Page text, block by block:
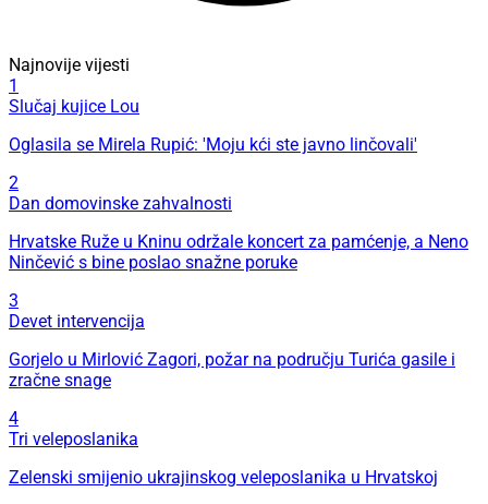
Najnovije vijesti
1
Slučaj kujice Lou
Oglasila se Mirela Rupić: 'Moju kći ste javno linčovali'
2
Dan domovinske zahvalnosti
Hrvatske Ruže u Kninu održale koncert za pamćenje, a Neno
Ninčević s bine poslao snažne poruke
3
Devet intervencija
Gorjelo u Mirlović Zagori, požar na području Turića gasile i
zračne snage
4
Tri veleposlanika
Zelenski smijenio ukrajinskog veleposlanika u Hrvatskoj